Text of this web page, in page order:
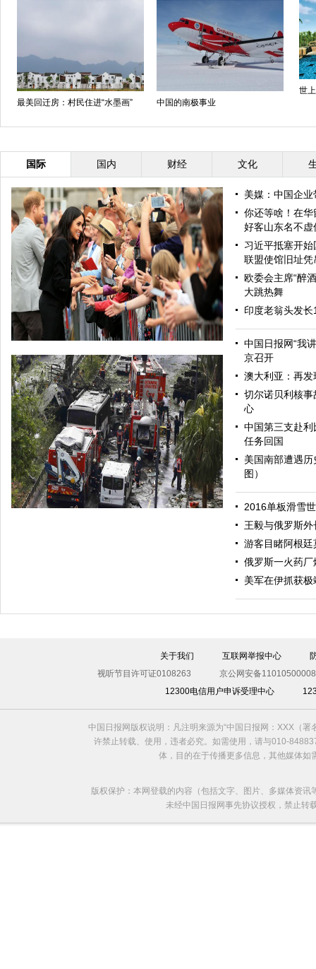
最美回迁房：村民住进“水墨画” 中国的南极事业
世
国际 国内 财经 文化
哈里与梅根亮相都柏林街头接受民众欢迎
美媒：中国企
你还等啥！在
好客山东名不虚
习近平抵塞开
联盟使馆旧址凭
欧委会主席“醉
大跳热舞
印度老翁头发
中国日报网“我
京召开
澳大利亚：再
切尔诺贝利核
心
中国第三支赴
任务回国
美国南部遭遇
图）
2016单板滑雪
王毅与俄罗斯
游客目睹阿根
俄罗斯一火药
美军在伊抓获极
关于我们 互联网举报中心
视听节目许可证0108263
京公网安备
12300电信用户申诉受理中心
中国日报网版权说明：凡注明来源为“中国日报网：XXX（
许禁止转载、使用，违者必究。如需使用，请与010-
体，目的在于传播更多信息，其他媒体
版权保护：本网登载的内容（包括文字、图片、多媒体资
未经中国日报网事先协议授权，禁止转